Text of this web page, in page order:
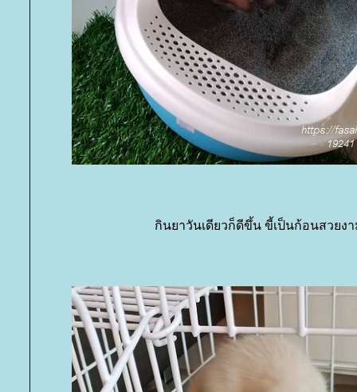
กินยาวันเดียวก็ดีขึ้น ขี้เป็นก้อนสวยงา